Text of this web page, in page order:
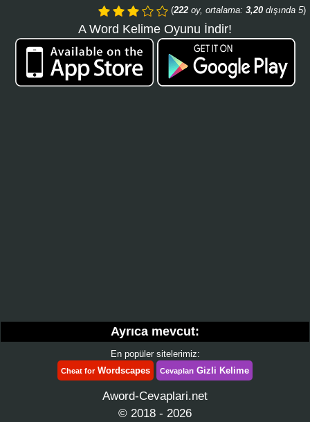
(222 oy, ortalama: 3,20 dışında 5)
A Word Kelime Oyunu İndir!
Ayrıca mevcut:
En popüler sitelerimiz:
Cheat forWordscapes Cevapları Gizli Kelime
Aword-Cevaplari.net
© 2018 - 2026